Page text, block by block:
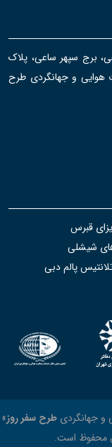
برج سپهر ساعی، پلاک
مسافرت هوایی و جهانگردی طرح
قبرس
شیشلی
پالم دبی
و جهانگردی طرح سفر روز»
محفوظ است.